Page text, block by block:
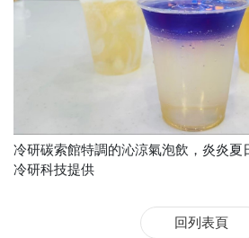
冷研碳索館特調的沁涼氣泡飲，炎炎夏
冷研科技提供
回列表頁